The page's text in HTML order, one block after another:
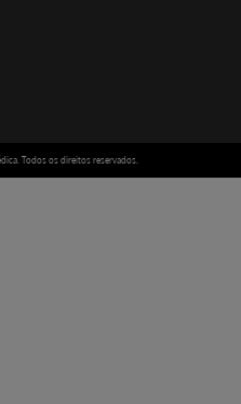
Todos os direitos reservados.